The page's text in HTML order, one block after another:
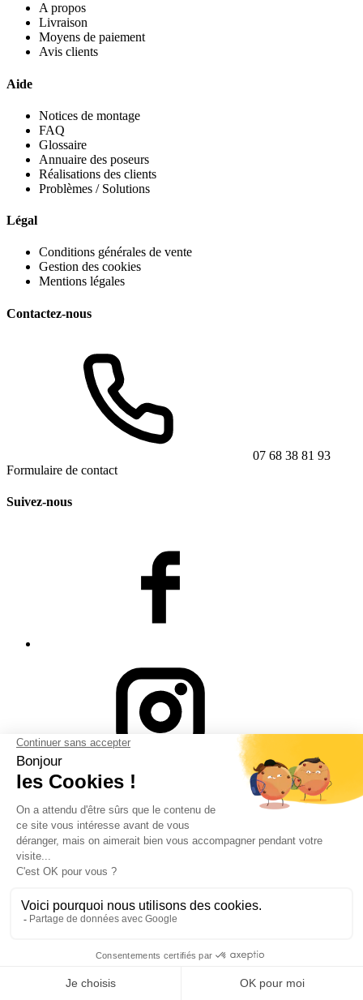
A propos
Livraison
Moyens de paiement
Avis clients
Aide
Notices de montage
FAQ
Glossaire
Annuaire des poseurs
Réalisations des clients
Problèmes / Solutions
Légal
Conditions générales de vente
Gestion des cookies
Mentions légales
Contactez-nous
07 68 38 81 93
Formulaire de contact
Suivez-nous